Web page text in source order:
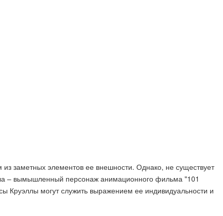
заметных элементов ее внешности. Однако, не существует
– вымышленный персонаж анимационного фильма "101
Круэллы могут служить выражением ее индивидуальности и